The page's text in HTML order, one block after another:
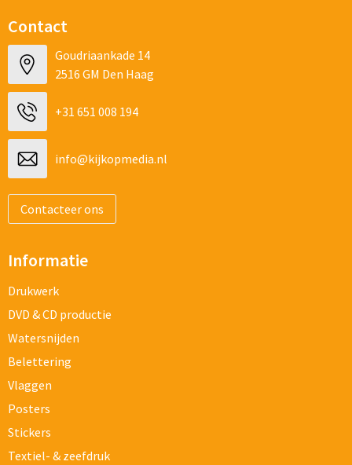
Contact
Goudriaankade 14
2516 GM Den Haag
+31 651 008 194
info@kijkopmedia.nl
Contacteer ons
Informatie
Drukwerk
DVD & CD productie
Watersnijden
Belettering
Vlaggen
Posters
Stickers
Textiel- & zeefdruk